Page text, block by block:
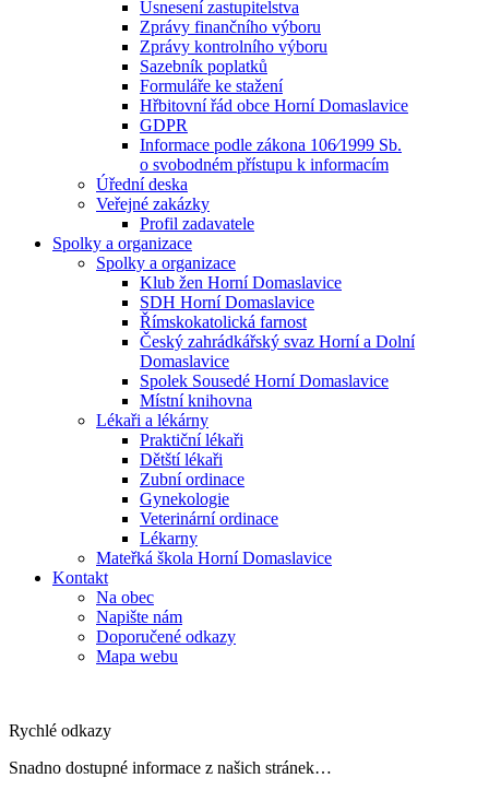
Usnesení zastupitelstva
Zprávy finančního výboru
Zprávy kontrolního výboru
Sazebník poplatků
Formuláře ke stažení
Hřbitovní řád obce Horní Domaslavice
GDPR
Informace podle zákona 106⁄1999 Sb.
o svobodném přístupu k informacím
Úřední deska
Veřejné zakázky
Profil zadavatele
Spolky a organizace
Spolky a organizace
Klub žen Horní Domaslavice
SDH Horní Domaslavice
Římskokatolická farnost
Český zahrádkářský svaz Horní a Dolní
Domaslavice
Spolek Sousedé Horní Domaslavice
Místní knihovna
Lékaři a lékárny
Praktiční lékaři
Dětští lékaři
Zubní ordinace
Gynekologie
Veterinární ordinace
Lékarny
Mateřká škola Horní Domaslavice
Kontakt
Na obec
Napište nám
Doporučené odkazy
Mapa webu
Rychlé odkazy
Snadno dostupné informace z našich stránek…